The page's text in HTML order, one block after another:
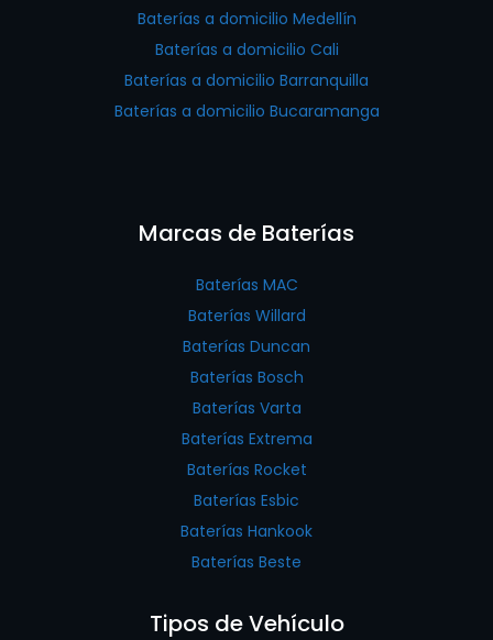
Baterías a domicilio Medellín
Baterías a domicilio Cali
Baterías a domicilio Barranquilla
Baterías a domicilio Bucaramanga
Marcas de Baterías
Baterías MAC
Baterías Willard
Baterías Duncan
Baterías Bosch
Baterías Varta
Baterías Extrema
Baterías Rocket
Baterías Esbic
Baterías Hankook
Baterías Beste
Tipos de Vehículo